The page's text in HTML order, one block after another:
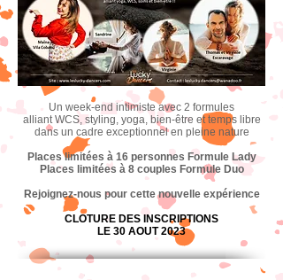
Un week-end intimiste avec 2 formules
alliant WCS, styling, yoga, bien-être et temps libre
dans un cadre exceptionnel en pleine nature
Places limitées à 16 personnes Formule Lady
Places limitées à 8 couples Formule Duo
Rejoignez-nous pour cette nouvelle expérience
CLOTURE DES INSCRIPTIONS
LE 30 AOUT 2023